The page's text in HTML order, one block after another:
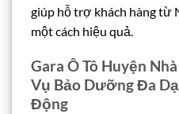
giúp hỗ trợ khách hàng từ
một cách hiệu quả.
Gara Ô Tô Huyện
Vụ Bảo Dưỡng Đa
Động